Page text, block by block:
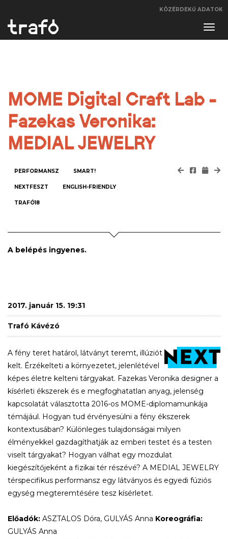
KÖZÉRDEKŰ ADATOK
MOME Digital Craft Lab -
Fazekas Veronika:
MEDIAL JEWELRY
PERFORMANSZ SMART!
NEXTFESZT ENGLISH-FRIENDLY
TRAFÓ18
A belépés ingyenes.
2017. január 15. 19:31
Trafó Kávézó
A fény teret határol, látványt teremt, illúziót
kelt. Érzékelteti a környezetet, jelenlétével
képes életre kelteni tárgyakat. Fazekas Veronika designer a
kísérleti ékszerek és e megfoghatatlan anyag, jelenség
kapcsolatát választotta 2016-os MOME-diplomamunkája
témájául. Hogyan tud érvényesülni a fény ékszerek
kontextusában? Különleges tulajdonságai milyen
élményekkel gazdagíthatják az emberi testet és a testen
viselt tárgyakat? Hogyan válhat egy mozdulat
kiegészítőjeként a fizikai tér részévé? A MEDIAL JEWELRY
térspecifikus performansz egy látványos és egyedi fúziós
egység megteremtésére tesz kísérletet.
Előadók: ASZTALOS Dóra, GULYÁS Anna Koreográfia:
GULYÁS Anna